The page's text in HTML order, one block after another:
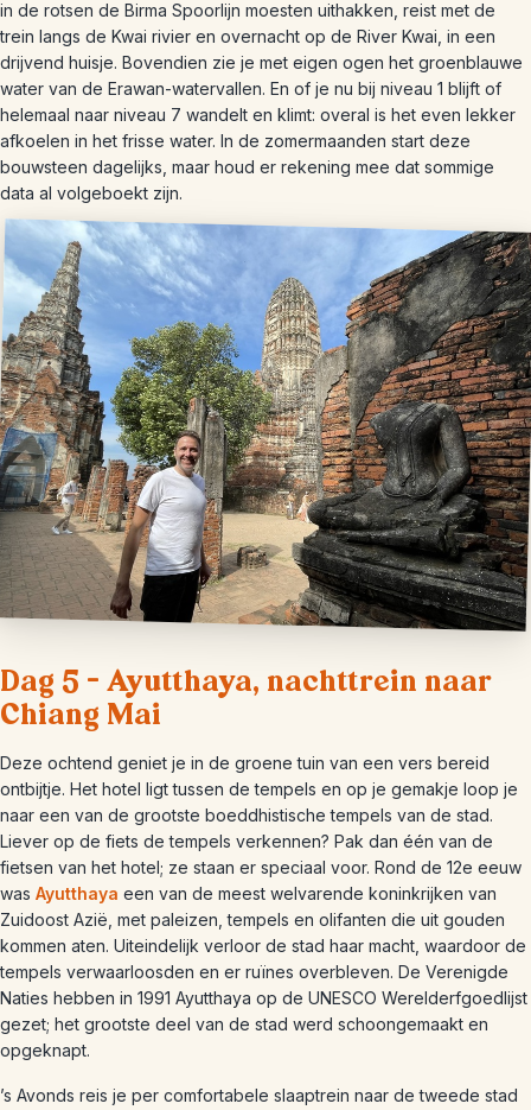
in de rotsen de Birma Spoorlijn moesten uithakken, reist met de
trein langs de Kwai rivier en overnacht op de River Kwai, in een
drijvend huisje. Bovendien zie je met eigen ogen het groenblauwe
water van de Erawan-watervallen. En of je nu bij niveau 1 blijft of
helemaal naar niveau 7 wandelt en klimt: overal is het even lekker
afkoelen in het frisse water. In de zomermaanden start deze
bouwsteen dagelijks, maar houd er rekening mee dat sommige
data al volgeboekt zijn.
Dag 5 – Ayutthaya, nachttrein naar
Chiang Mai
Deze ochtend geniet je in de groene tuin van een vers bereid
ontbijtje. Het hotel ligt tussen de tempels en op je gemakje loop je
naar een van de grootste boeddhistische tempels van de stad.
Liever op de fiets de tempels verkennen? Pak dan één van de
fietsen van het hotel; ze staan er speciaal voor. Rond de 12e eeuw
was Ayutthaya een van de meest welvarende koninkrijken van
Zuidoost Azië, met paleizen, tempels en olifanten die uit gouden
kommen aten. Uiteindelijk verloor de stad haar macht, waardoor de
tempels verwaarloosden en er ruïnes overbleven. De Verenigde
Naties hebben in 1991 Ayutthaya op de UNESCO Werelderfgoedlijst
gezet; het grootste deel van de stad werd schoongemaakt en
opgeknapt.
’s Avonds reis je per comfortabele slaaptrein naar de tweede stad